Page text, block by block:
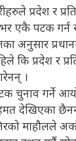
प्रदेश र
एकै पटक
कि प्रदेश र
।
चुनाव गर्ने
देखिएका
माहौलले